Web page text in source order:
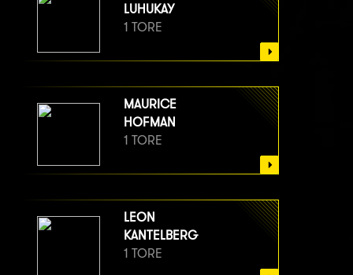
LUHUKAY
1 TORE
MAURICE
HOFMAN
1 TORE
LEON
KANTELBERG
1 TORE